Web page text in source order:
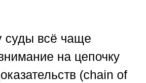
суды всё чаще
на цепочку
(chain of